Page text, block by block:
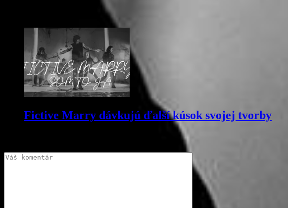
Fictive Marry dávkujú ďalší kúsok svojej tvorby